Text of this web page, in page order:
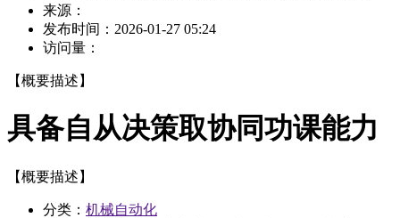
来源：
发布时间： 2026-01-27 05:24
访问量：
【概要描述】
具备自从决策取协同功课能力
【概要描述】
分类： 机械自动化